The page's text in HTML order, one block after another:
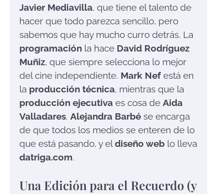
Javier Mediavilla, que tiene el talento de
hacer que todo parezca sencillo, pero
sabemos que hay mucho curro detrás. La
programación la hace David Rodríguez
Muñiz, que siempre selecciona lo mejor
del cine independiente. Mark Nefestá en
la producción técnica, mientras que la
producción ejecutiva es cosa de Aida
Valladares. Alejandra Barbé se encarga
de que todos los medios se enteren de lo
que está pasando, y eldiseño web lo lleva
datriga.com.
Una Edición para el Recuerdo (y